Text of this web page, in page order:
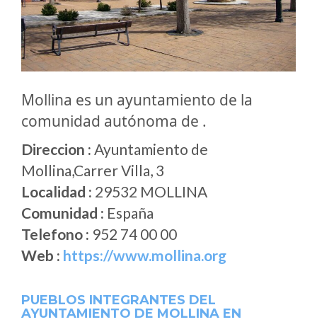
Mollina es un ayuntamiento de la
comunidad autónoma de .
Direccion : Ayuntamiento de
Mollina,Carrer Villa, 3
Localidad : 29532 MOLLINA
Comunidad : España
Telefono : 952 74 00 00
Web : https://www.mollina.org
PUEBLOS INTEGRANTES DEL
AYUNTAMIENTO DE MOLLINA EN